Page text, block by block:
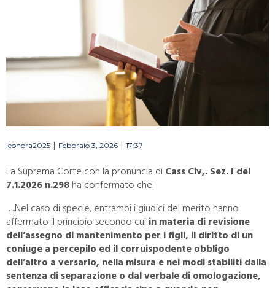
leonora2025 | Febbraio 3, 2026 | 17:37
La Suprema Corte con la pronuncia di Cass Civ,. Sez. I del
7.1.2026 n.298 ha confermato che:
…..Nel caso di specie, entrambi i giudici del merito hanno
affermato il principio secondo cui in materia di revisione
dell’assegno di mantenimento per i figli, il diritto di un
coniuge a percepilo ed il corruispodente obbligo
dell’altro a versarlo, nella misura e nei modi stabiliti dalla
sentenza di separazione o dal verbale di omologazione,